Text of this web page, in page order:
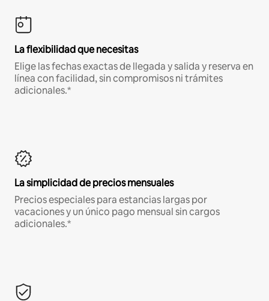
La flexibilidad que necesitas
Elige las fechas exactas de llegada y salida y reserva en
línea con facilidad, sin compromisos ni trámites
adicionales.*
La simplicidad de precios mensuales
Precios especiales para estancias largas por
vacaciones y un único pago mensual sin cargos
adicionales.*